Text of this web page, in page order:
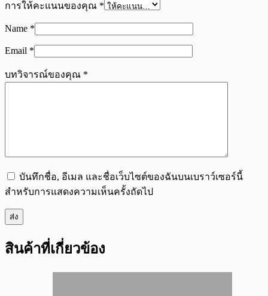
การให้คะแนนของคุณ *
Name *
Email *
บทวิจารณ์ของคุณ *
บันทึกชื่อ, อีเมล และชื่อเว็บไซต์ของฉันบนเบราว์เซอร์นี้
สำหรับการแสดงความเห็นครั้งถัดไป
ส่ง
สินค้าที่เกี่ยวข้อง